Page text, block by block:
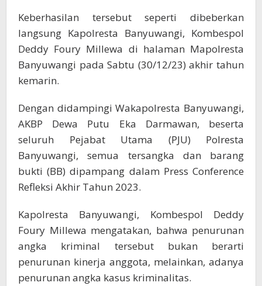
Keberhasilan tersebut seperti dibeberkan
langsung Kapolresta Banyuwangi, Kombespol
Deddy Foury Millewa di halaman Mapolresta
Banyuwangi pada Sabtu (30/12/23) akhir tahun
kemarin.
Dengan didampingi Wakapolresta Banyuwangi,
AKBP Dewa Putu Eka Darmawan, beserta
seluruh Pejabat Utama (PJU) Polresta
Banyuwangi, semua tersangka dan barang
bukti (BB) dipampang dalam Press Conference
Refleksi Akhir Tahun 2023.
Kapolresta Banyuwangi, Kombespol Deddy
Foury Millewa mengatakan, bahwa penurunan
angka kriminal tersebut bukan berarti
penurunan kinerja anggota, melainkan, adanya
penurunan angka kasus kriminalitas.